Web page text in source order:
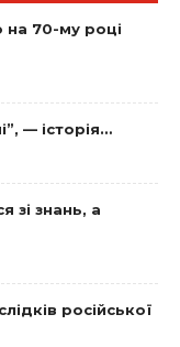
70-му році
— історія…
зі знань, а
російської